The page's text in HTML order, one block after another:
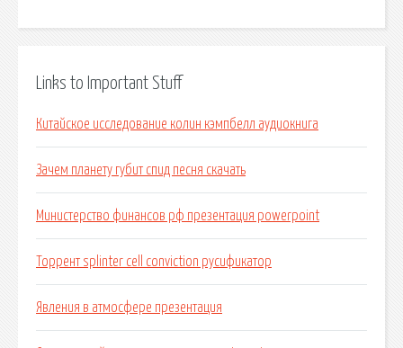
Links to Important Stuff
Китайское исследование колин кэмпбелл аудиокнига
Зачем планету губит спид песня скачать
Министерство финансов рф презентация powerpoint
Торрент splinter cell conviction русификатор
Явления в атмосфере презентация